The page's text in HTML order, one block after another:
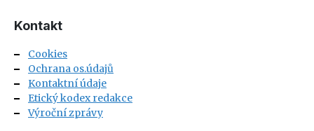
Kontakt
Cookies
Ochrana os.údajů
Kontaktní údaje
Etický kodex redakce
Výroční zprávy